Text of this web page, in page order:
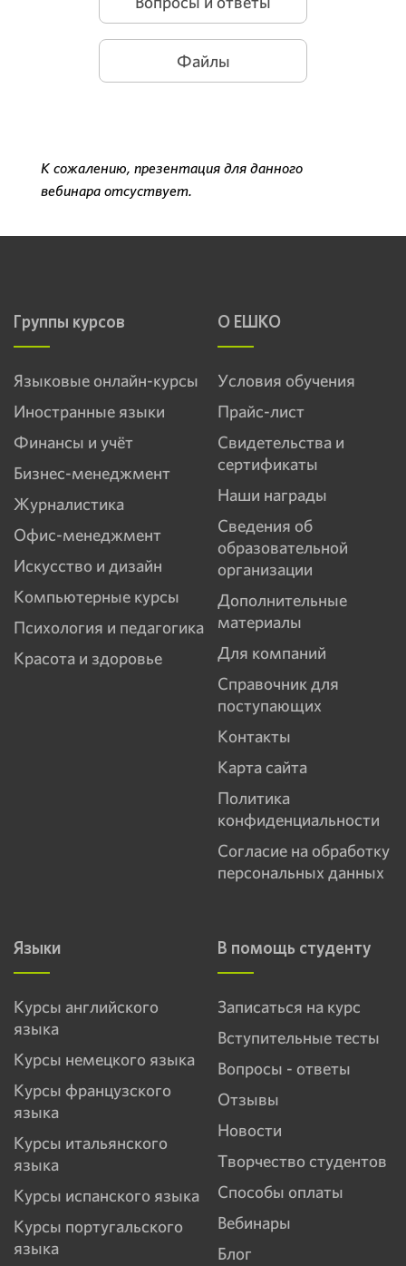
Файлы
К сожалению, презентация для данного
вебинара отсуствует.
Группы курсов
Языковые онлайн-курсы
Иностранные языки
Финансы и учёт
Бизнес-менеджмент
Журналистика
Офис-менеджмент
Искусство и дизайн
Компьютерные курсы
Психология и педагогика
Красота и здоровье
О ЕШКО
Условия обучения
Прайс-лист
Свидетельства и
сертификаты
Наши награды
Сведения об
образовательной
организации
Дополнительные
материалы
Для компаний
Справочник для
поступающих
Контакты
Карта сайта
Политика
конфиденциальности
Согласие на обработку
персональных данных
В помощь студенту
Записаться на курс
Вступительные тесты
Вопросы - ответы
Отзывы
Новости
Творчество студентов
Способы оплаты
Вебинары
Блог
Языки
Курсы английского
языка
Курсы немецкого языка
Курсы французского
языка
Курсы итальянского
языка
Курсы испанского языка
Курсы португальского
языка